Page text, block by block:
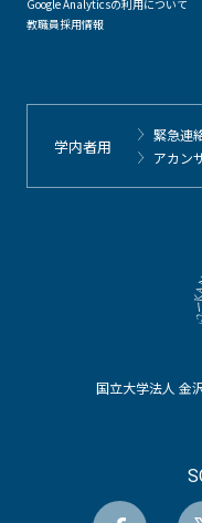
国立大学法人 金
Google Analyticsの利用について
教職員採用情報
学内者用
緊急連
アカン